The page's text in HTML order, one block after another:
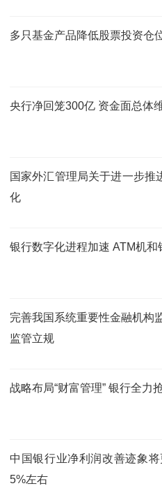
多只基金产品降低股票投资仓
央行净回笼300亿 资金面总体
国家外汇管理局关于进一步推
化
银行数字化进程加速 ATM机和
完善我国系统重要性金融机构
监管立规
战略布局“财富管理” 银行全力
中国银行业净利润改善迹象
5%左右